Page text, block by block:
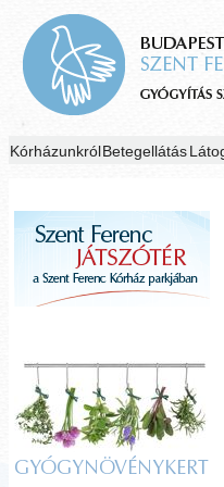
KórházunkrólBetegellátás
GYÓGYNÖVÉNYKERT